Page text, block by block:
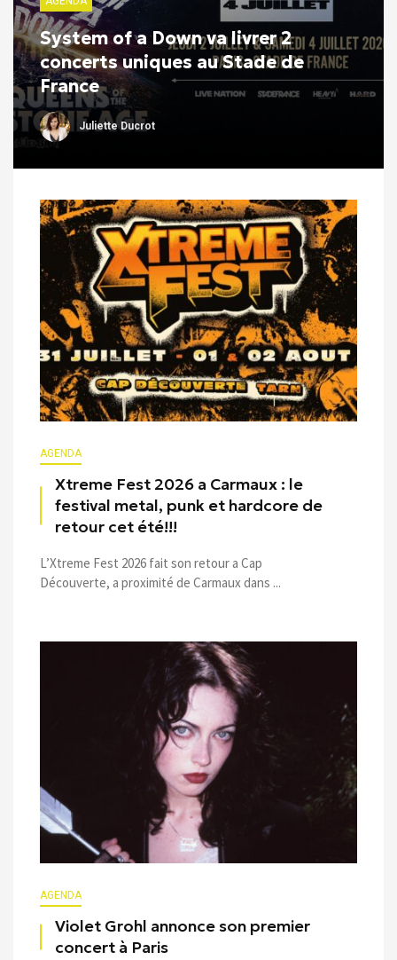
System of a Down va livrer 2
concerts uniques au Stade de
France
Juliette Ducrot
AGENDA
Xtreme Fest 2026 a Carmaux : le
festival metal, punk et hardcore de
retour cet été!!!
L’Xtreme Fest 2026 fait son retour a Cap
Découverte, a proximité de Carmaux dans ...
AGENDA
Violet Grohl annonce son premier
concert à Paris